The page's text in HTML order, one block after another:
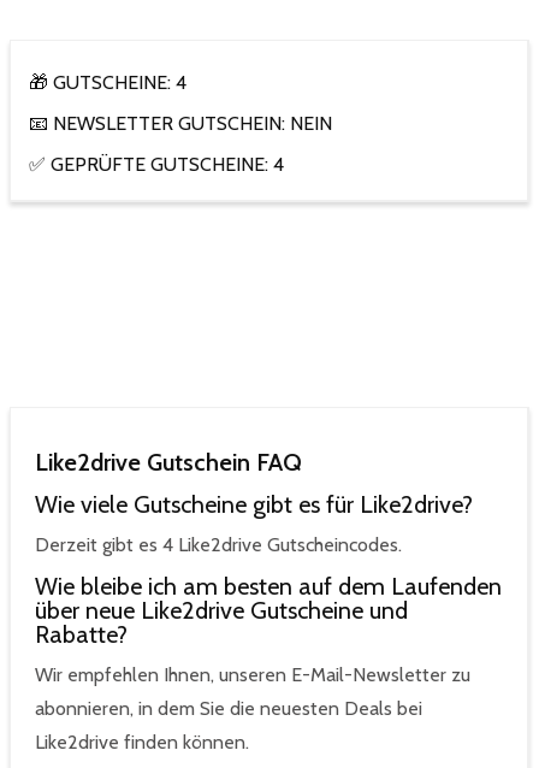
🎁 GUTSCHEINE: 4
📧 NEWSLETTER GUTSCHEIN: NEIN
✅ GEPRÜFTE GUTSCHEINE: 4
Like2drive Gutschein FAQ
Wie viele Gutscheine gibt es für Like2drive?
Derzeit gibt es 4 Like2drive Gutscheincodes.
Wie bleibe ich am besten auf dem Laufenden
über neue Like2drive Gutscheine und
Rabatte?
Wir empfehlen Ihnen, unseren E-Mail-Newsletter zu
abonnieren, in dem Sie die neuesten Deals bei
Like2drive finden können.